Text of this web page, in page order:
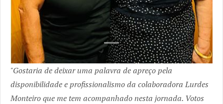
Gostaria de deixar uma palavra de apreço pela
disponibilidade e profissionalismo da colaboradora Lurdes
Monteiro que me tem acompanhado nesta jornada. Votos